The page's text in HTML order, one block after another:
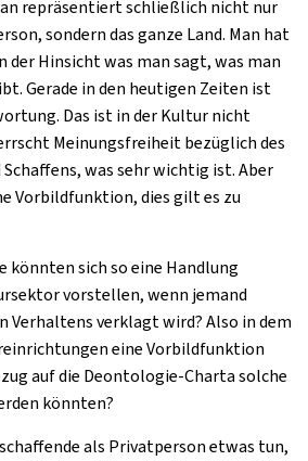
repräsentiert schließlich nicht nur
sondern das ganze Land. Man hat
Hinsicht was man sagt, was man
Gerade in den heutigen Zeiten ist
Das ist in der Kultur nicht
Meinungsfreiheit bezüglich des
was sehr wichtig ist. Aber
Vorbildfunktion, dies gilt es zu
könnten sich so eine Handlung
vorstellen, wenn jemand
Verhaltens verklagt wird? Also in dem
eine Vorbildfunktion
auf die Deontologie-Charta solche
könnten?
als Privatperson etwas tun,